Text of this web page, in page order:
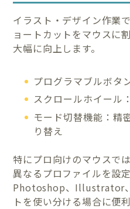
イラスト・デザイン作業
ョートカットをマウスに
大幅に向上します。
プログラマブルボタ
スクロールホイール
モード切替機能：精
り替え
特にプロ向けのマウスで
異なるプロファイルを設
Photoshop、Illustrator
トを使い分ける場合に便利